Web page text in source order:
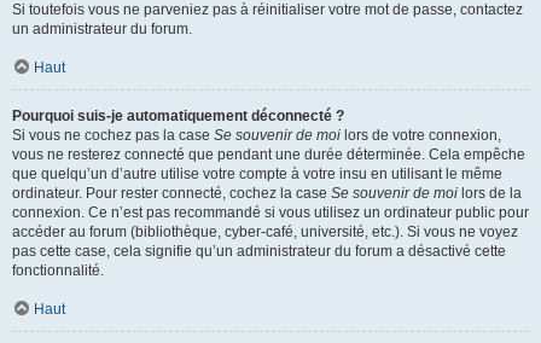
Si toutefois vous ne parveniez pas à réinitialiser votre mot de passe, contactez
un administrateur du forum.
Haut
Pourquoi suis-je automatiquement déconnecté ?
Si vous ne cochez pas la case Se souvenir de moi lors de votre connexion,
vous ne resterez connecté que pendant une durée déterminée. Cela empêche
que quelqu’un d’autre utilise votre compte à votre insu en utilisant le même
ordinateur. Pour rester connecté, cochez la case Se souvenir de moi lors de la
connexion. Ce n’est pas recommandé si vous utilisez un ordinateur public pour
accéder au forum (bibliothèque, cyber-café, université, etc.). Si vous ne voyez
pas cette case, cela signifie qu’un administrateur du forum a désactivé cette
fonctionnalité.
Haut